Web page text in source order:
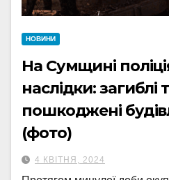
НОВИНИ
На Сумщині
наслідки: загиблі
пошкоджені
(фото)
4 КВІТНЯ, 2024